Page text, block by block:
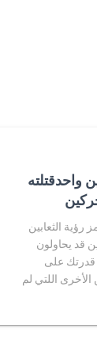
واحدقتلته
رؤية الثعابين
قد يحاولون
قدرتك على
الأخرى اللتي لم